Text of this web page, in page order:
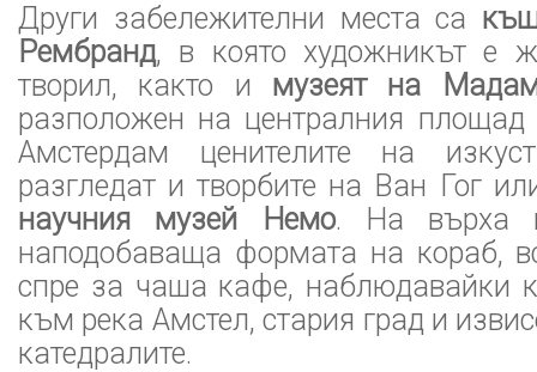
Други забележителни места са
Рембранд, в която художникът е
творил, както и музеят на
разположен на централния
Амстердам ценителите на
разгледат и творбите на Ван Гог
научния музей Немо. На върха
наподобаваща формата на кораб,
спре за чаша кафе, наблюдавайки
към река Амстел, стария град и
катедралите.